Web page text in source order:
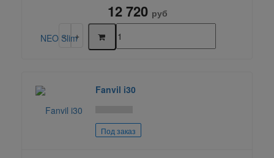
12 720 руб
Fanvil i30
Под заказ